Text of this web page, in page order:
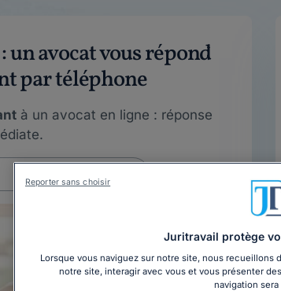
avocat vous répond
par téléphone
à un avocat en ligne : réponse
Juritravail protège
Lorsque vous naviguez sur notre site, nous recueillons
notre site, interagir avec vous et vous présenter
navigation
Reporter sans choisir